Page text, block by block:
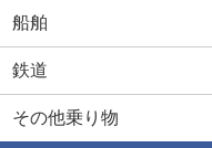
船舶
鉄道
その他乗り物